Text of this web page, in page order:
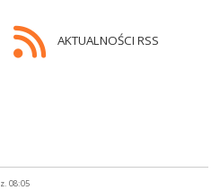
AKTUALNOŚCI RSS
08:05